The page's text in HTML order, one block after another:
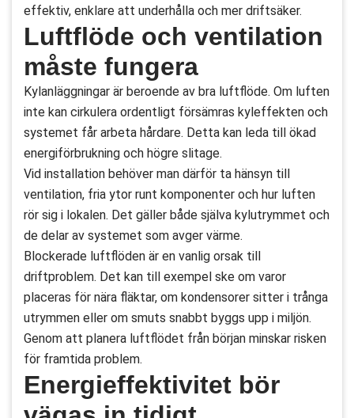
effektiv, enklare att underhålla och mer driftsäker.
Luftflöde och ventilation
måste fungera
Kylanläggningar är beroende av bra luftflöde. Om luften
inte kan cirkulera ordentligt försämras kyleffekten och
systemet får arbeta hårdare. Detta kan leda till ökad
energiförbrukning och högre slitage.
Vid installation behöver man därför ta hänsyn till
ventilation, fria ytor runt komponenter och hur luften
rör sig i lokalen. Det gäller både själva kylutrymmet och
de delar av systemet som avger värme.
Blockerade luftflöden är en vanlig orsak till
driftproblem. Det kan till exempel ske om varor
placeras för nära fläktar, om kondensorer sitter i trånga
utrymmen eller om smuts snabbt byggs upp i miljön.
Genom att planera luftflödet från början minskar risken
för framtida problem.
Energieffektivitet bör